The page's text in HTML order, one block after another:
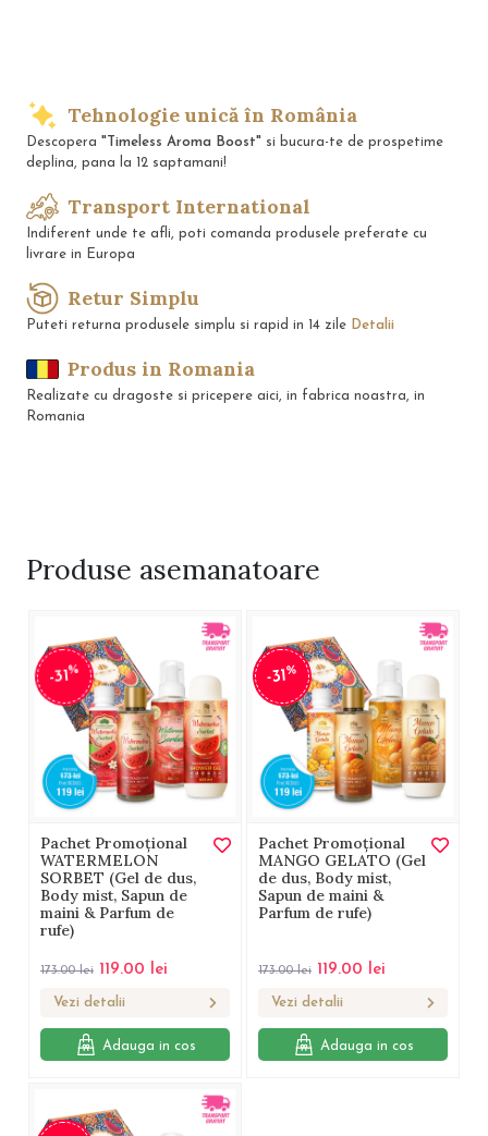
Tehnologie unică în România
Descopera "Timeless Aroma Boost" si bucura-te de prospetime
deplina, pana la 12 saptamani!
Transport International
Indiferent unde te afli, poti comanda produsele preferate cu
livrare in Europa
Retur Simplu
Puteti returna produsele simplu si rapid in 14 zile Detalii
Produs in Romania
Realizate cu dragoste si pricepere aici, in fabrica noastra, in
Romania
Produse asemanatoare
-31%
Pachet Promoțional
WATERMELON
SORBET (Gel de dus,
Body mist, Sapun de
maini & Parfum de
rufe)
173.00 lei 119.00 lei
Vezi detalii
Adauga in cos
-31%
Pachet Promoțional
MANGO GELATO (Gel
de dus, Body mist,
Sapun de maini &
Parfum de rufe)
173.00 lei 119.00 lei
Vezi detalii
Adauga in cos